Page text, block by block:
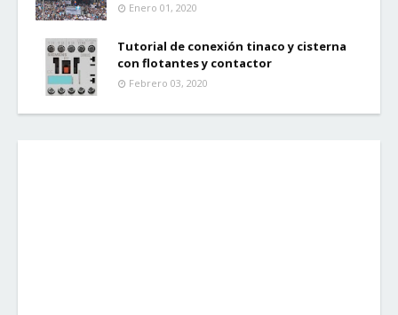
Enero 01, 2020
Tutorial de conexión tinaco y cisterna
con flotantes y contactor
Febrero 03, 2020